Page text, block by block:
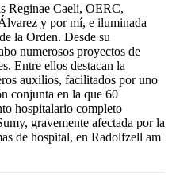
Reginae Caeli, OERC,
y por mí, e iluminada
la Orden. Desde su
numerosos proyectos de
Entre ellos destacan la
auxilios, facilitados por uno
conjunta en la que 60
hospitalario completo
gravemente afectada por la
de hospital, en Radolfzell am